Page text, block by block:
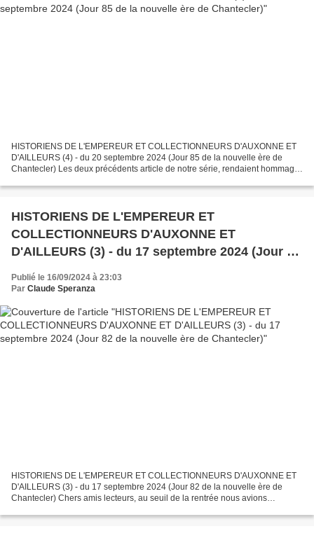
HISTORIENS DE L'EMPEREUR ET COLLECTIONNEURS D'AUXONNE ET
D'AILLEURS (4) - du 20 septembre 2024 (Jour 85 de la nouvelle ère de
Chantecler) Les deux précédents article de notre série, rendaient hommage
HISTORIENS DE L'EMPEREUR ET
COLLECTIONNEURS D'AUXONNE ET
D'AILLEURS (3) - du 17 septembre 2024 (Jour 82
Publié le 16/09/2024 à 23:03
Par Claude Speranza
HISTORIENS DE L'EMPEREUR ET COLLECTIONNEURS D'AUXONNE ET
D'AILLEURS (3) - du 17 septembre 2024 (Jour 82 de la nouvelle ère de
Chantecler) Chers amis lecteurs, au seuil de la rentrée nous avions